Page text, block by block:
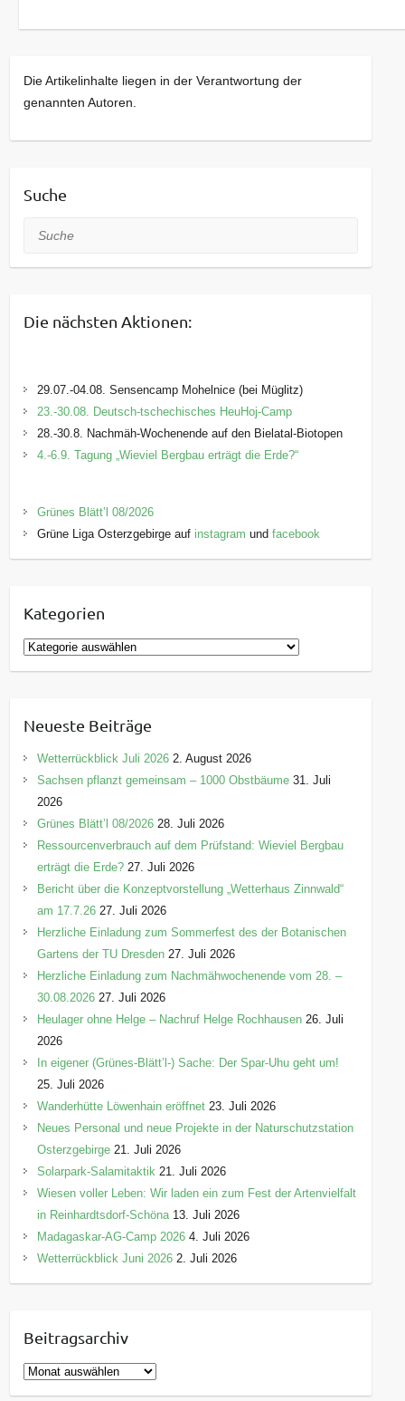
Die Artikelinhalte liegen in der Verantwortung der
genannten Autoren.
Suche
Suche
Die nächsten Aktionen:
29.07.-04.08. Sensencamp Mohelnice (bei Müglitz)
23.-30.08. Deutsch-tschechisches HeuHoj-Camp
28.-30.8. Nachmäh-Wochenende auf den Bielatal-Biotopen
4.-6.9. Tagung „Wieviel Bergbau erträgt die Erde?“
Grünes Blätt’l 08/2026
Grüne Liga Osterzgebirge auf instagram undfacebook
Kategorien
K
a
g
o
r
e
n
Neueste Beiträge
Wetterrückblick Juli 2026 2. August 2026
Sachsen pflanzt gemeinsam – 1000 Obstbäume 31. Juli
2026
Grünes Blätt’l 08/2026 28. Juli 2026
Ressourcenverbrauch auf dem Prüfstand: Wieviel Bergbau
erträgt die Erde? 27. Juli 2026
Bericht über die Konzeptvorstellung „Wetterhaus Zinnwald“
am 17.7.26 27. Juli 2026
Herzliche Einladung zum Sommerfest des der Botanischen
Gartens der TU Dresden 27. Juli 2026
Herzliche Einladung zum Nachmähwochenende vom 28. –
30.08.2026 27. Juli 2026
Heulager ohne Helge – Nachruf Helge Rochhausen 26. Juli
2026
In eigener (Grünes-Blätt’l-) Sache: Der Spar-Uhu geht um!
25. Juli 2026
Wanderhütte Löwenhain eröffnet 23. Juli 2026
Neues Personal und neue Projekte in der Naturschutzstation
Osterzgebirge 21. Juli 2026
Solarpark-Salamitaktik 21. Juli 2026
Wiesen voller Leben: Wir laden ein zum Fest der Artenvielfalt
in Reinhardtsdorf-Schöna 13. Juli 2026
Madagaskar-AG-Camp 2026 4. Juli 2026
Wetterrückblick Juni 2026 2. Juli 2026
Beitragsarchiv
B
e